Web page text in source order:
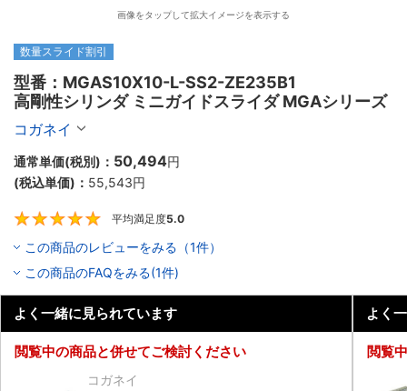
画像をタップして拡大イメージを表示する
数量スライド割引
型番：MGAS10X10-L-SS2-ZE235B1
高剛性シリンダ ミニガイドスライダ MGAシリーズ
コガネイ
通常単価(税別)： 50,494円
(税込単価)： 55,543円
平均満足度5.0
この商品のレビューをみる（1件）
この商品のFAQをみる(1件)
よく一緒に見られています
閲覧中の商品と併せてご検討ください
コガネイ
よく
閲覧